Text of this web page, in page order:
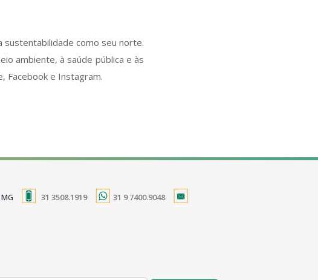
sustentabilidade como seu norte.
ambiente, à saúde pública e às
Facebook e Instagram.
31 3508.1919 31 9 7400.9048